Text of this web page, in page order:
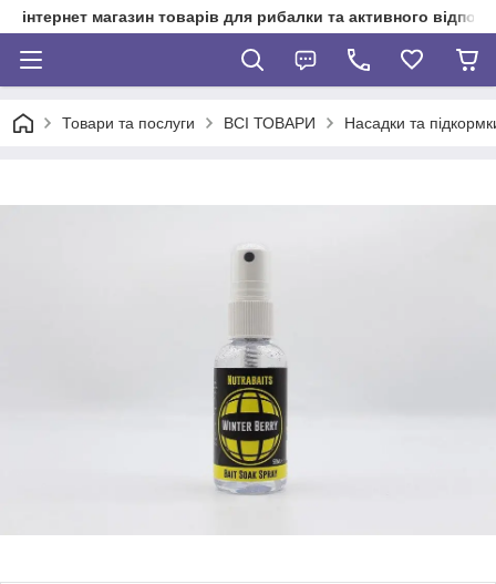
інтернет магазин товарів для рибалки та активного
Товари та послуги ВСІ ТОВАРИ Насадки та